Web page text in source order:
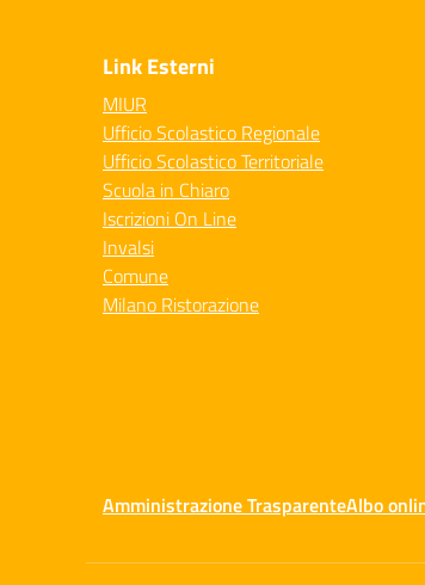
Link Esterni
MIUR
Ufficio Scolastico Regionale
Ufficio Scolastico Territoriale
Scuola in Chiaro
Iscrizioni On Line
Invalsi
Comune
Milano Ristorazione
Amministrazione TrasparenteAlbo